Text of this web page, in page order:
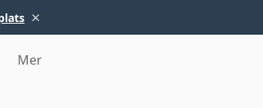
×
Mer